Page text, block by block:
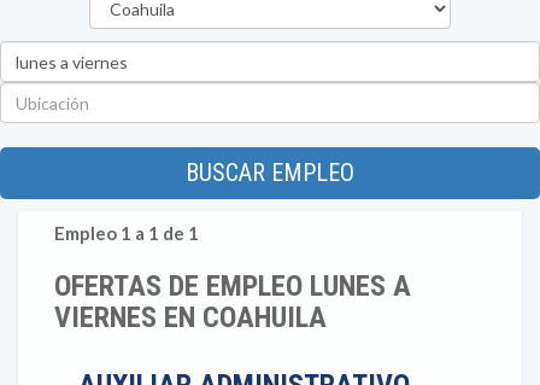
BUSCAR EMPLEO
Empleo 1 a 1 de 1
OFERTAS DE EMPLEO LUNES A
VIERNES EN COAHUILA